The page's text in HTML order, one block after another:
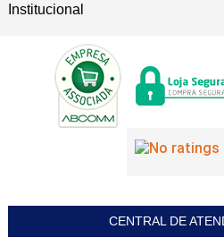
Institucional
CENTRAL DE